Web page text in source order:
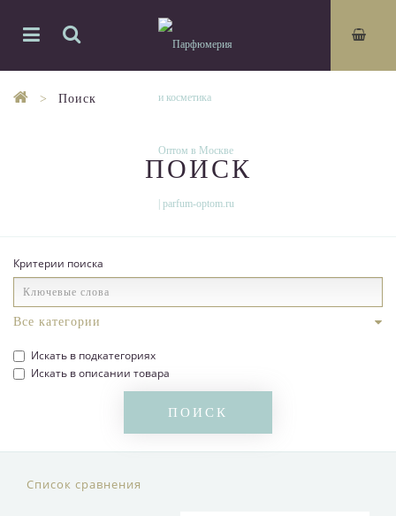
Поиск
ПОИСК
Критерии поиска
Искать в подкатегориях
Искать в описании товара
Список сравнения